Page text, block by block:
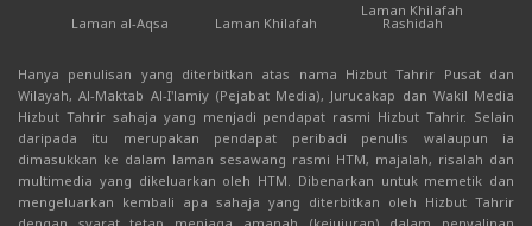
Laman al-Aqsa Laman Khilafah
Laman Khilafah
Rashidah
Hanya penulisan yang diterbitkan atas nama Hizbut Tahrir Pusat dan
Wilayah, Al-Maktab Al-I'lamiy (Pejabat Media), Jurucakap dan Wakil Media
Hizbut Tahrir sahaja yang menjadi pendapat rasmi Hizbut Tahrir. Selain
daripada itu merupakan pendapat peribadi penulis walaupun ia
dimasukkan ke dalam laman sesawang rasmi HTM, majalah, risalah dan
multimedia yang dikeluarkan oleh HTM. Dibenarkan untuk memetik dan
mengeluarkan kembali apa sahaja yang diterbitkan oleh Hizbut Tahrir